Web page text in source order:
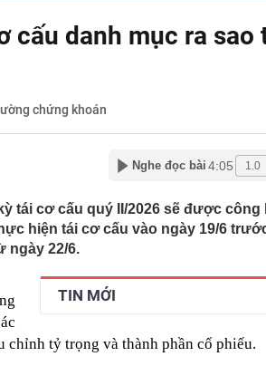
tỷ
ngày càng nhiều gia đình không còn phơi quần áo ở
vuông ngoài trời đang được dùng theo 1 cách rất
rau quen thuộc có khả năng tích tụ kim loại nặng,
thận nguồn gốc trước khi sử dụng
đồ ăn Việt hầu như món nào cũng có hành lá?
cần tặng quà, 5 câu nói này đủ sức khiến mối quan
giáo viên gắn bó khăng khít, con trẻ được hưởng
tập kích Crimea, phá hủy hệ thống phòng không 15
Giám đốc Nhà hát Chèo Quân đội mua ô tô
tá kém 12 tuổi
cấu danh mục ra
chứng khoán
Nghe đọc bài 4:05
tái cơ cấu quý II/2026 sẽ được công
hiện tái cơ cấu vào ngày 19/6
ngày 22/6.
TIN MỚI
chỉnh tỷ trọng và thành phần cổ phiếu.